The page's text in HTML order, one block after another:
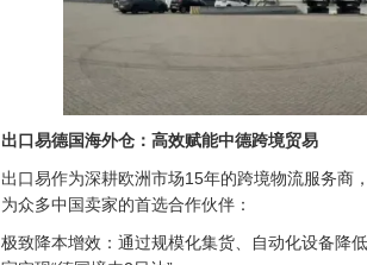
出口易德国海外仓：高效赋能中德跨境贸易
出口易作为深耕欧洲市场15年的跨境物流服务商
为众多中国卖家的首选合作伙伴：
极致降本增效：通过规模化集货、自动化设备降